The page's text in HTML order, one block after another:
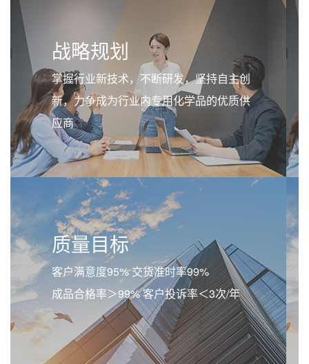
战略规划
掌握行业新技术，不断研发，坚持自主创
新，力争成为行业内专用化学品的优质供
应商
质量目标
客户满意度95% 交货准时率99%
成品合格率＞99% 客户投诉率＜3次/年